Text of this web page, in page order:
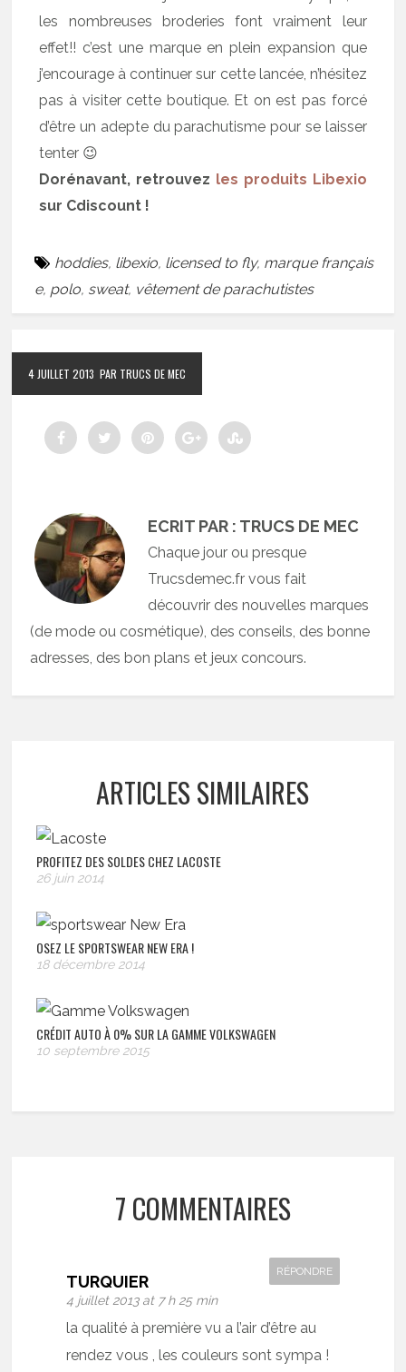
les nombreuses broderies font vraiment leur
effet!! c’est une marque en plein expansion que
j’encourage à continuer sur cette lancée, n’hésitez
pas à visiter cette boutique. Et on est pas forcé
d’être un adepte du parachutisme pour se laisser
tenter 😉
Dorénavant, retrouvez les produits Libexio
sur Cdiscount !
hoddies, libexio, licensed to fly, marque français
e, polo, sweat, vêtement de parachutistes
4 JUILLET 2013 PAR TRUCS DE MEC
ECRIT PAR : TRUCS DE MEC
Chaque jour ou presque
Trucsdemec.fr vous fait
découvrir des nouvelles marques
(de mode ou cosmétique), des conseils, des bonne
adresses, des bon plans et jeux concours.
ARTICLES SIMILAIRES
PROFITEZ DES SOLDES CHEZ LACOSTE
26 juin 2014
OSEZ LE SPORTSWEAR NEW ERA !
18 décembre 2014
CRÉDIT AUTO À 0% SUR LA GAMME VOLKSWAGEN
10 septembre 2015
7 COMMENTAIRES
TURQUIER
4 juillet 2013 at 7 h 25 min
RÉPONDRE
la qualité à première vu a l’air d’être au
rendez vous , les couleurs sont sympa !